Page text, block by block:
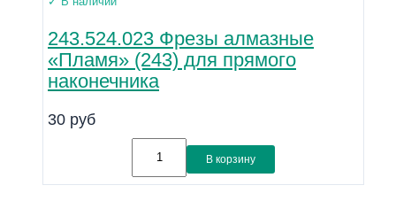
243.524.023 Фрезы алмазные
«Пламя» (243) для прямого
наконечника
30 руб
В корзину